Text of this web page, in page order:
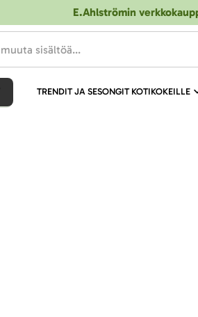
E.Ahlströmin
TRENDIT JA SESONGIT KOTIKOKEILLE